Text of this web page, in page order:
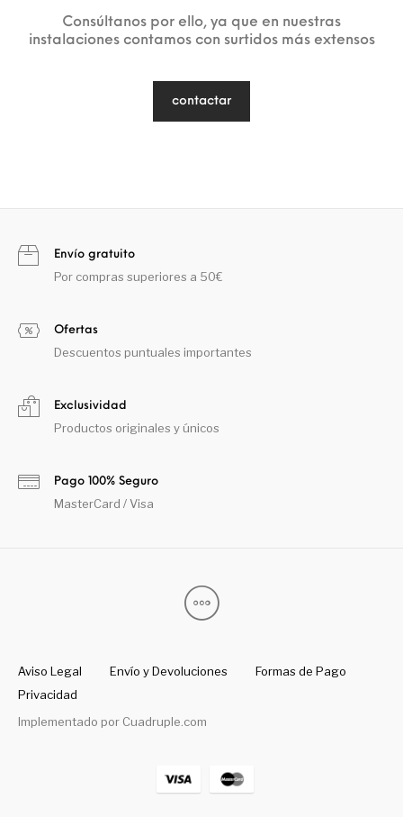
Consúltanos por ello, ya que en nuestras
instalaciones contamos con surtidos más extensos
contactar
Envío gratuito
Por compras superiores a 50€
Ofertas
Descuentos puntuales importantes
Exclusividad
Productos originales y únicos
Pago 100% Seguro
MasterCard / Visa
Aviso Legal Envío y Devoluciones
Formas de Pago
Privacidad
Implementado por Cuadruple.com